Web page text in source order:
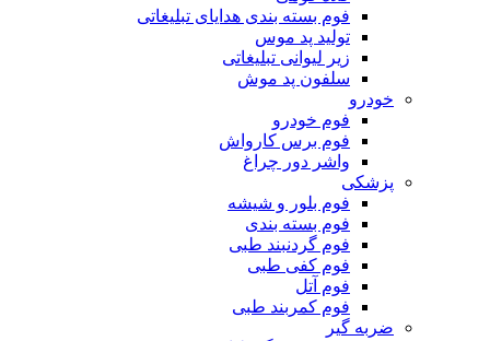
فوم بسته بندی هدایای تبلیغاتی
تولید پد موس
زیر لیوانی تبلیغاتی
سلفون پد موش
خودرو
فوم خودرو
فوم برس کارواش
واشر دور چراغ
پزشکی
فوم بلور و شیشه
فوم بسته بندی
فوم گردنبند طبی
فوم کفی طبی
فوم آتل
فوم کمربند طبی
ضربه گیر